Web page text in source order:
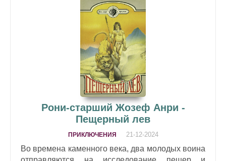
Рони-старший Жозеф Анри -
Пещерный лев
ПРИКЛЮЧЕНИЯ 21-12-2024
Во времена каменного века, два молодых воина